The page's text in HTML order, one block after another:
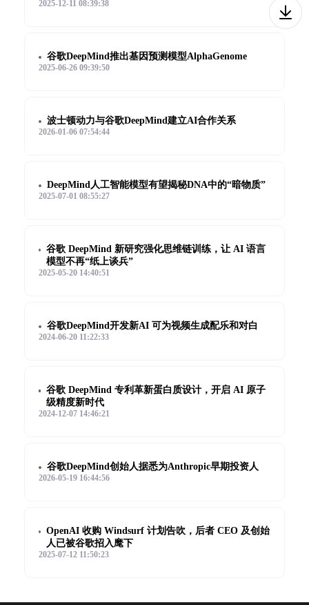
2025-12-11 08:39:38
谷歌DeepMind推出基因预测模型AlphaGenome
2025-06-26 09:39:50
波士顿动力与谷歌DeepMind建立AI合作关系
2026-01-06 07:54:44
DeepMind人工智能模型有望揭秘DNA中的“暗物质”
2025-07-01 08:55:27
谷歌 DeepMind 新研究强化思维链训练，让 AI 语言
模型不再“纸上谈兵”
2025-05-20 14:40:51
谷歌DeepMind开发新AI 可为视频生成配乐和对白
2024-06-20 11:22:33
谷歌 DeepMind 专利革新蛋白质设计，开启 AI 原子
级精度新时代
2024-12-07 14:46:21
谷歌DeepMind创始人据悉为Anthropic早期投资人
2026-05-19 16:44:56
OpenAI 收购 Windsurf 计划告吹，后者 CEO 及创始
人已被谷歌招入麾下
2025-07-12 11:50:23